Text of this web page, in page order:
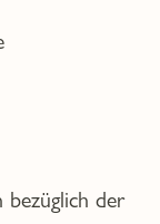
bezüglich der